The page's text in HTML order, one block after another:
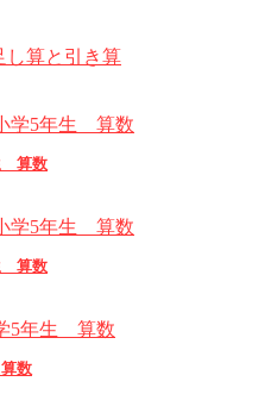
し算と引き算
算数
算数
数